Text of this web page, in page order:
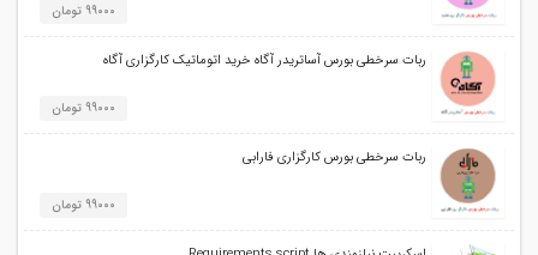
99000 تومان
ربات سرخطی بورس آساتریدر آگاه خرید اتوماتیک کارگزاری آگاه
99000 تومان
ربات سرخطی بورس کارگزاری فارابی
99000 تومان